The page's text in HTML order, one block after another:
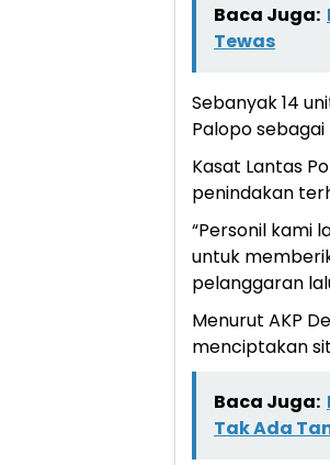
Baca Juga:
Tewas
Sebanyak 14
Palopo
Kasat Lantas
penindakan
“Personil kami
untuk
pelanggaran
Menurut AKP
menciptakan
Baca Juga:
Tak Ada